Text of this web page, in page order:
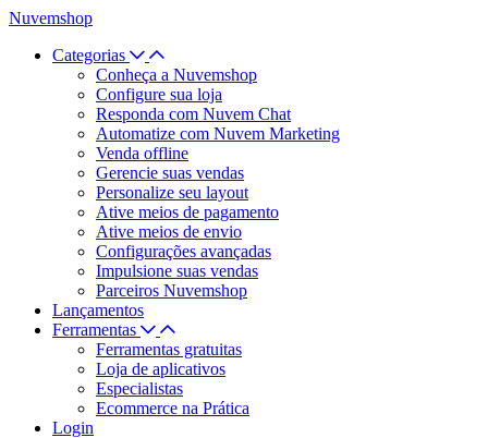
Nuvemshop
Categorias
Conheça a Nuvemshop
Configure sua loja
Responda com Nuvem Chat
Automatize com Nuvem Marketing
Venda offline
Gerencie suas vendas
Personalize seu layout
Ative meios de pagamento
Ative meios de envio
Configurações avançadas
Impulsione suas vendas
Parceiros Nuvemshop
Lançamentos
Ferramentas
Ferramentas gratuitas
Loja de aplicativos
Especialistas
Ecommerce na Prática
Login